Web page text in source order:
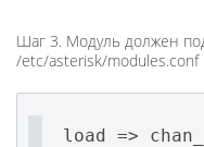
Шаг 3. Модуль должен
/etc/asterisk/modules.conf
load =>